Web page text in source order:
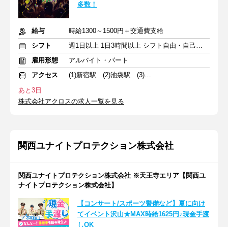
多数！
給与
時給1300～1500円＋交通費支給
シフト
週1日以上 1日3時間以上 シフト自由・自己申告
雇用形態
アルバイト・パート
アクセス
(1)新宿駅 (2)池袋駅 (3)渋谷駅
あと3日
株式会社アクロスの求人一覧を見る
関西ユナイトプロテクション株式会社
関西ユナイトプロテクション株式会社 ※天王寺エリア【関西ユ
ナイトプロテクション株式会社】
【コンサート/スポーツ警備など】夏に向け
てイベント沢山★MAX時給1625円♪現金手渡
しOK